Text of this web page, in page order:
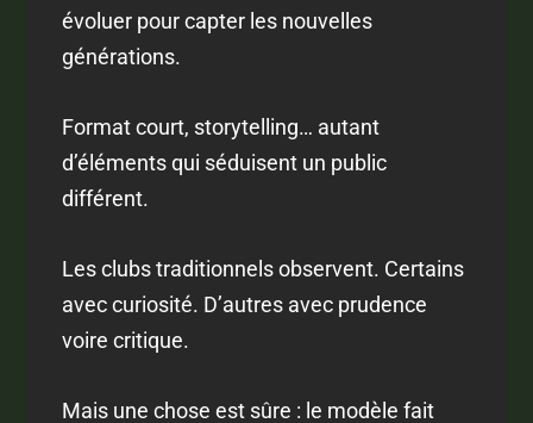
évoluer pour capter les nouvelles
générations.
Format court, storytelling… autant
d’éléments qui séduisent un public
différent.
Les clubs traditionnels observent. Certains
avec curiosité. D’autres avec prudence
voire critique.
Mais une chose est sûre : le modèle fait